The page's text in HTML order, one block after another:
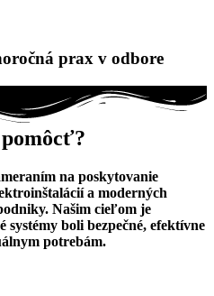
prax v odbore
na poskytovanie
a moderných
Našim cieľom je
systémy boli bezpečné, efektívne
potrebám.